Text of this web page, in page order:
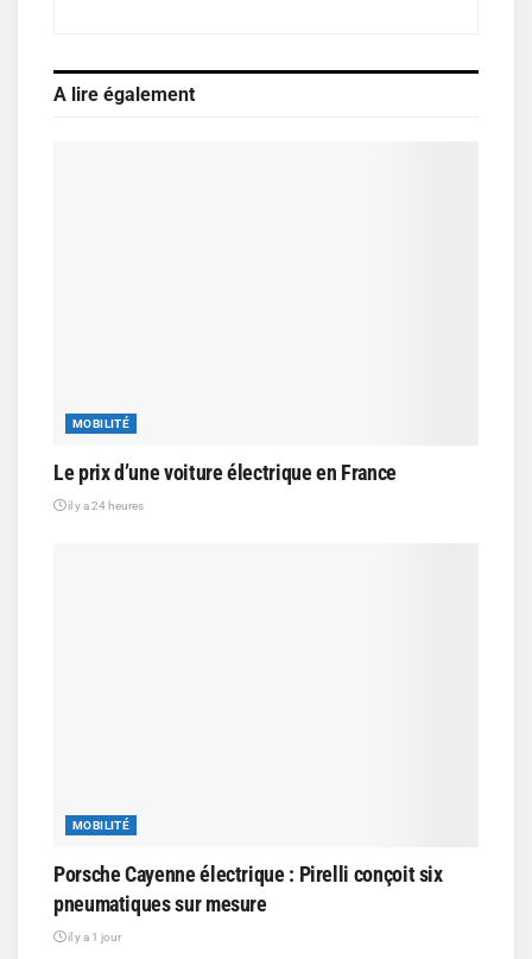
A lire également
MOBILITÉ
Le prix d’une voiture électrique en France
il y a 24 heures
MOBILITÉ
Porsche Cayenne électrique : Pirelli conçoit six
pneumatiques sur mesure
il y a 1 jour